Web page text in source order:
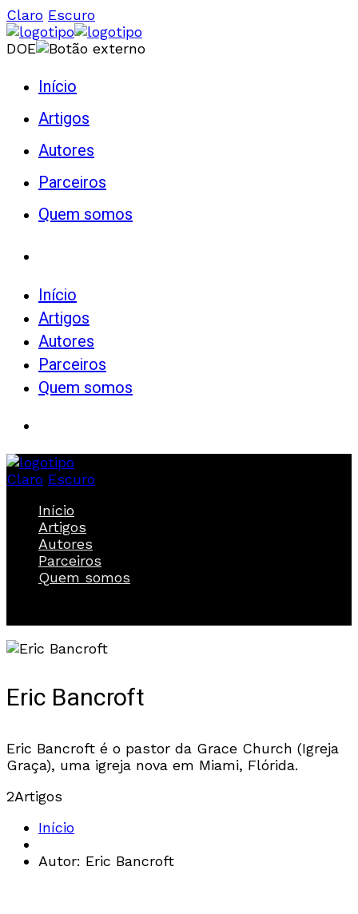
Claro Escuro
DOE
Início
Artigos
Autores
Parceiros
Quem somos
Início
Artigos
Autores
Parceiros
Quem somos
Claro Escuro
Início
Artigos
Autores
Parceiros
Quem somos
Eric Bancroft
Eric Bancroft é o pastor da Grace Church (Igreja
Graça), uma igreja nova em Miami, Flórida.
2Artigos
Início
Autor: Eric Bancroft